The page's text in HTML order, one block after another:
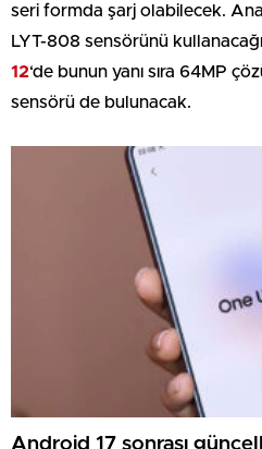
seri formda şarj olabilecek.
LYT-808 sensörünü
12‘de bunun yanı sıra 64MP
sensörü de bulunacak.
Android 17 sonrası